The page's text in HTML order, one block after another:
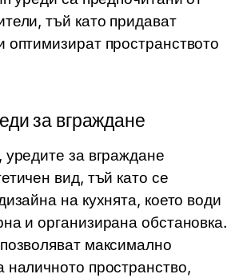
тъй като придават
оптимизират пространството
за вграждане
уредите за вграждане
вид, тъй като се
на кухнята, което води
и организирана обстановка.
максимално
наличното пространство,